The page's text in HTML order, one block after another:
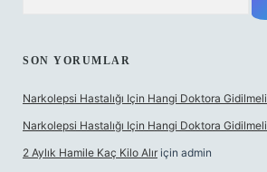
SON YORUMLAR
Narkolepsi Hastalığı Için Hangi Doktora Gidilmeli
Narkolepsi Hastalığı Için Hangi Doktora Gidilmeli
2 Aylık Hamile Kaç Kilo Alır için admin